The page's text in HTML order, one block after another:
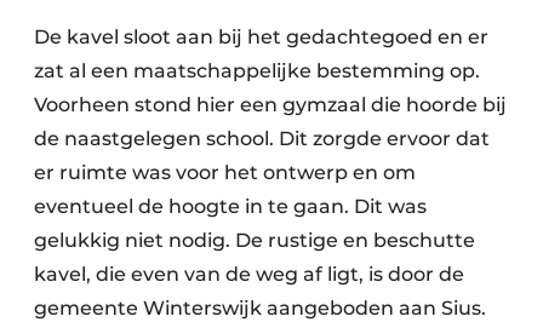
De kavel sloot aan bij het gedachtegoed en er
zat al een maatschappelijke bestemming op.
Voorheen stond hier een gymzaal die hoorde bij
de naastgelegen school. Dit zorgde ervoor dat
er ruimte was voor het ontwerp en om
eventueel de hoogte in te gaan. Dit was
gelukkig niet nodig. De rustige en beschutte
kavel, die even van de weg af ligt, is door de
gemeente Winterswijk aangeboden aan Sius.